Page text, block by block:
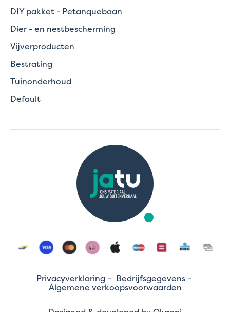
DIY pakket - Petanquebaan
Dier - en nestbescherming
Vijverproducten
Bestrating
Tuinonderhoud
Default
Privacyverklaring
Bedrijfsgegevens
Algemene verkoopsvoorwaarden